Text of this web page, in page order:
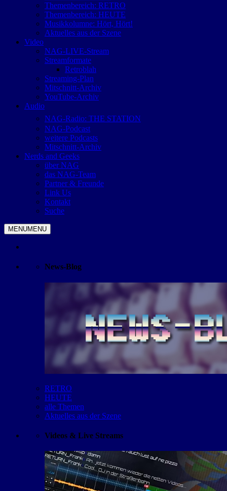
Themenbereich: RETRO
Themenbereich: HEUTE
Musikkolumne: Hört, Hört!
Aktuelles aus der Szene
Video
NAG-LIVE-Stream
Streamformate
Retroblah
Streaming-Plan
Mitschnitt-Archiv
YouTube-Archiv
Audio
NAG-Radio: THE STATION
NAG-Podcast
weitere Podcasts
Mitschnitt-Archiv
Nerds and Geeks
über NAG
das NAG-Team
Partner & Freunde
Link Us
Kontakt
Suche
MENUMENU
News-Blog
RETRO
HEUTE
alle Themen
Aktuelles aus der Szene
Videos & Live Streams